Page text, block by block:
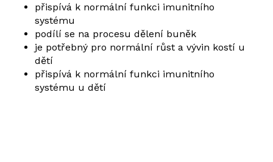
přispívá k normální funkci imunitního
systému
podílí se na procesu dělení buněk
je potřebný pro normální růst a vývin kostí u
dětí
přispívá k normální funkci imunitního
systému u dětí